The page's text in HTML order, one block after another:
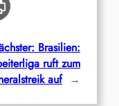
Brasilien:
ruft zum
auf →